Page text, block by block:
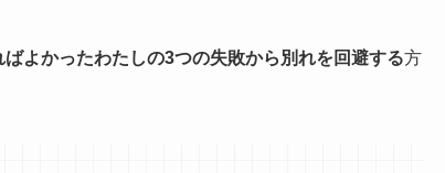
よかったわたしの3つの失敗から 別れを回避する方